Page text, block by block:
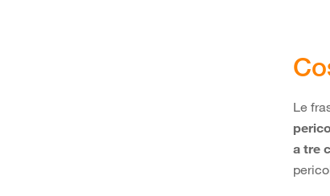
Le
a tre